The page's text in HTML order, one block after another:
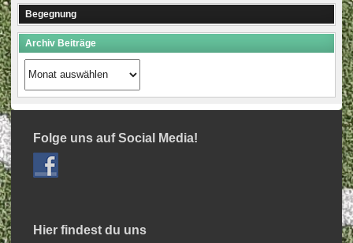
Begegnung
Archiv Beiträge
Archiv
Beiträge
Folge uns auf Social Media!
Hier findest du uns